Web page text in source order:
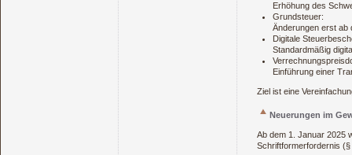
Erhöhung des
Grundsteuer:
Änderungen erst ab
Digitale
Standardmäßig
Einführung einer
Ziel ist eine
Neuerungen im
Ab dem 1. Januar 2025
Schriftformerfordernis